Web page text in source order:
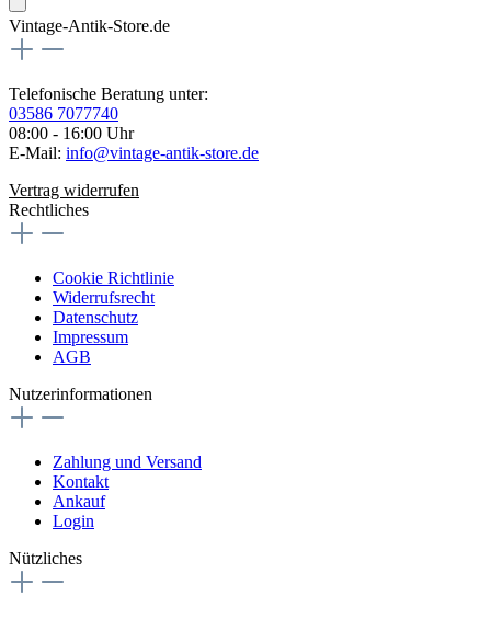
Vintage-Antik-Store.de
Telefonische Beratung unter:
03586 7077740
08:00 - 16:00 Uhr
E-Mail: info@vintage-antik-store.de
Vertrag widerrufen
Rechtliches
Cookie Richtlinie
Widerrufsrecht
Datenschutz
Impressum
AGB
Nutzerinformationen
Zahlung und Versand
Kontakt
Ankauf
Login
Nützliches